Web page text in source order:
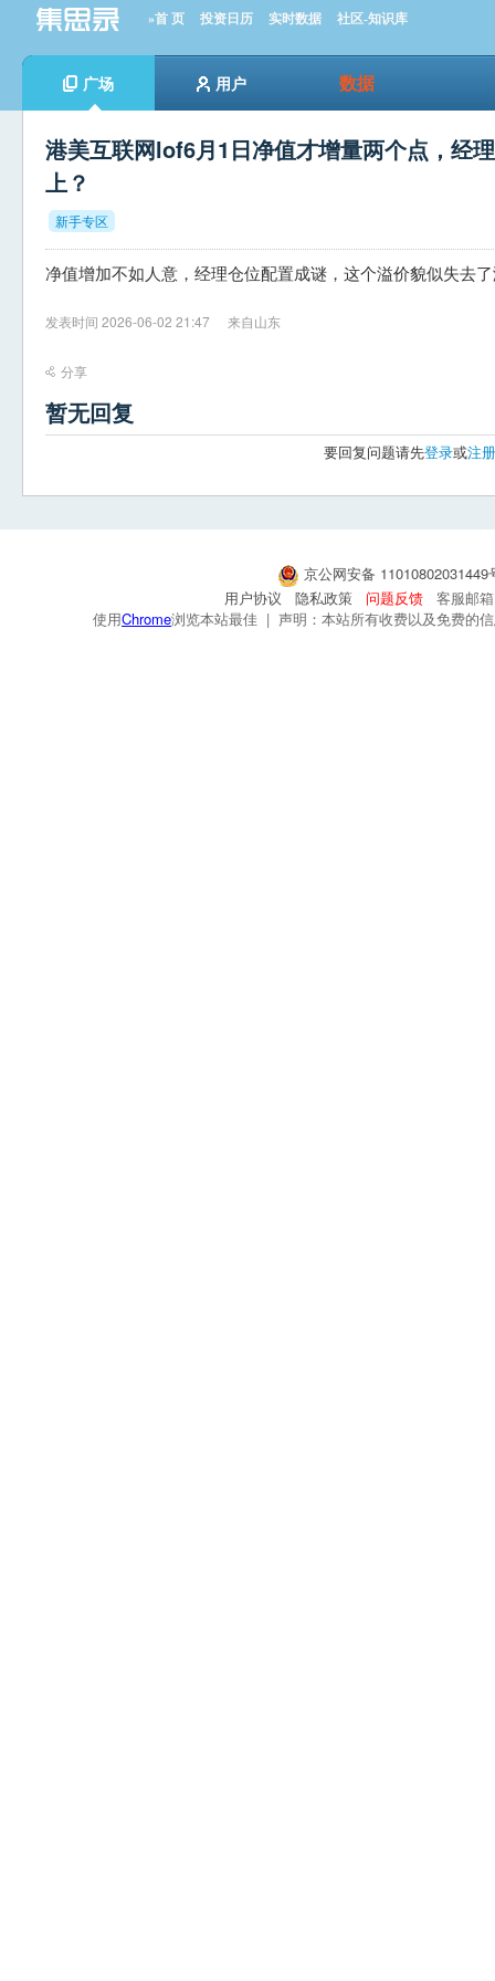
»首 页 投资日历 实时数据 社区-知识库
广场 用户 数据
港美互联网lof6月1日净值才增量两个点，经
上？
新手专区
净值增加不如人意，经理仓位配置成谜，这个溢价貌似失去
发表时间 2026-06-02 21:47 来自山东
分享
暂无回复
要回复问题请先登录或注册
京公网安备
用户协议
隐私政策 问题反馈
客服邮
使用Chrome浏览本站最佳 | 声明：本站所有收费以及免费的